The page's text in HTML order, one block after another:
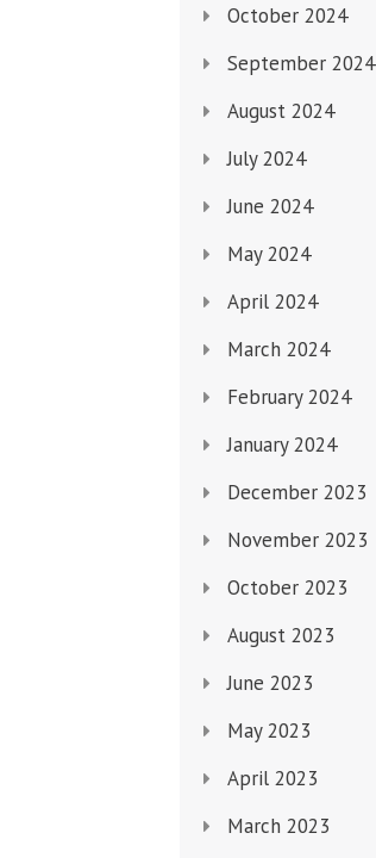
October 2024
September 2024
August 2024
July 2024
June 2024
May 2024
April 2024
March 2024
February 2024
January 2024
December 2023
November 2023
October 2023
August 2023
June 2023
May 2023
April 2023
March 2023